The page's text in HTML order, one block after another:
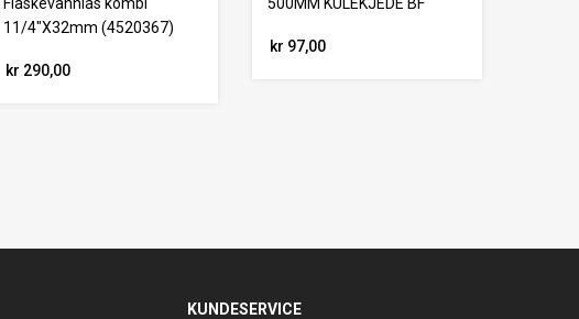
11/4"X32mm (4520367)
kr 290,00
kr 97,00
KUNDESERVICE